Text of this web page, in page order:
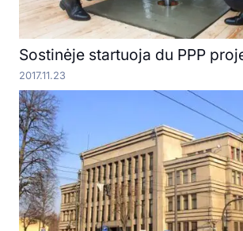
Sostinėje startuoja du PPP
2017.11.23